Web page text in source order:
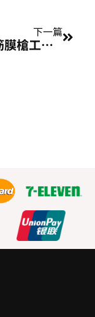
下一篇
火星筋膜槍工作坊 :跑步技巧知多少？認識跑步動力鏈ft. 光頭神童 李翰暄